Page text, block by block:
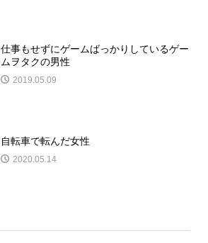
仕事もせずにゲームばっかりしているゲー
ムヲタクの男性
2019.05.09
自転車で転んだ女性
2020.05.14